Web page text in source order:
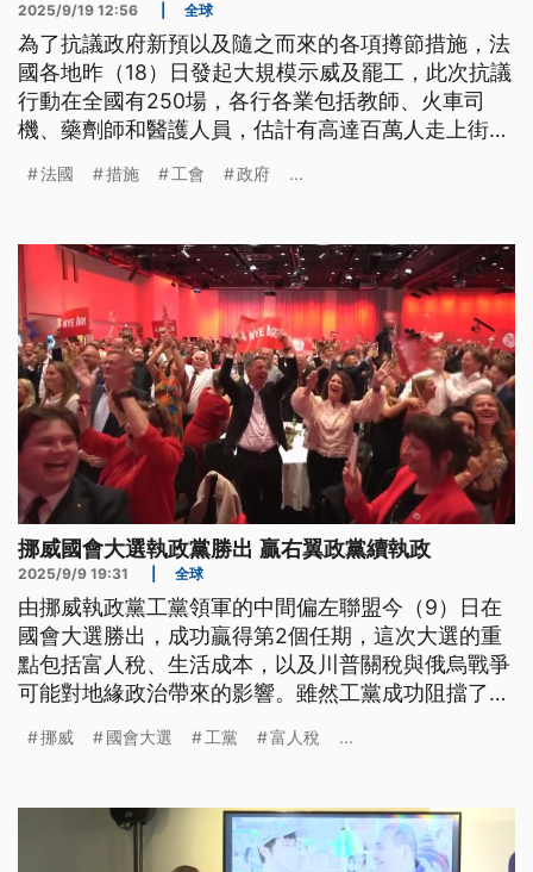
2025/9/19 12:56 全球
為了抗議政府新預以及隨之而來的各項撙節措施，法
國各地昨（18）日發起大規模示威及罷工，此次抗議
行動在全國有250場，各行各業包括教師、火車司
機、藥劑師和醫護人員，估計有高達百萬人走上街頭
出、課徵富人稅並取消要求民眾延後退休的計劃。初
法國 措施 工會 政府 ...
挪威國會大選執政黨勝出 贏右翼政黨續執政
2025/9/9 19:31 全球
由挪威執政黨工黨領軍的中間偏左聯盟今（9）日在
國會大選勝出，成功贏得第2個任期，這次大選的重
點包括富人稅、生活成本，以及川普關稅與俄烏戰爭
可能對地緣政治帶來的影響。雖然工黨成功阻擋了來
稅的進步黨還是拿下了史上最好的選戰成績。
挪威 國會大選 工黨 富人稅 ...